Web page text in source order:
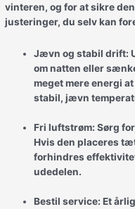
vinteren, og for at sikre
justeringer, du selv kan
Jævn og stabil drift:
om natten eller
meget mere energi
stabil, jævn
Fri luftstrøm: Sørg
Hvis den placeres
forhindres
udedelen.
Bestil service: Et